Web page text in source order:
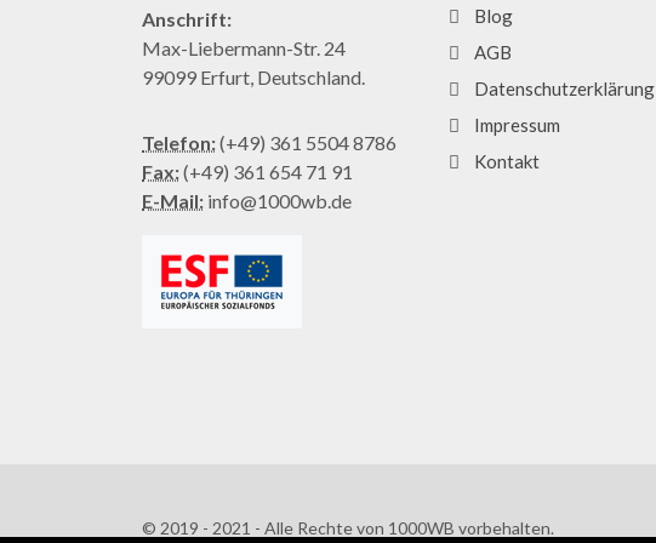
Anschrift:
Max-Liebermann-Str. 24
99099 Erfurt, Deutschland.
Telefon:(+49) 361 5504 8786
Fax:(+49) 361 654 71 91
E-Mail: info@1000wb.de
Blog
AGB
Datenschutzerklärung
Impressum
Kontakt
© 2019 - 2021 - Alle Rechte von 1000WB vorbehalten.